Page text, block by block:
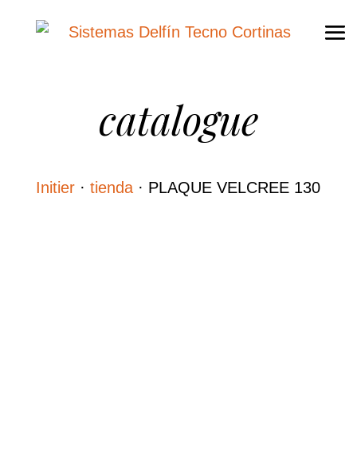
catalogue
Initier ·tienda · PLAQUE VELCREE 130